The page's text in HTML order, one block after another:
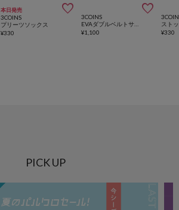
本日発売 
3COINS
プリーツソックス
¥330

3COINS
EVAダブルベルトサンダル：～24cm
¥1,100 ¥330
PICK UP